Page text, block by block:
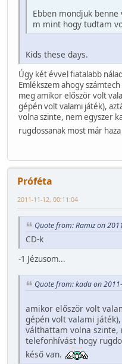
Ebben mondjuk benne
m mint hogy tudtam
Kids these days.
Úgy két évvel fiatalabb
Emlékszem ahogy
meg amikor először volt
gépén volt valami játék),
volna szinte, nem egyszer
rugdossanak most már
Próféta
2011-11-12, 00:11:04
Quote from: Ramiz on
CD-k
-1 Jézusom...
Quote from: kada on
amikor először volt
gépén volt valami
válthattam volna szinte,
telefonhívást hogy
késő van.